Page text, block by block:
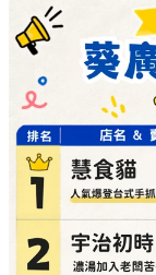
詳細地
煮你隻蜆（
必點推
粉
詳細地
舖
串燒之王（